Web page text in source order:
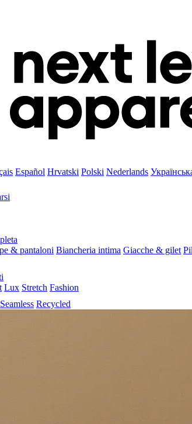
Español Hrvatski Polski Nederlands
& pantaloni Biancheria intima Giacche & gilet
Lux Stretch Fashion
Seamless Recycled